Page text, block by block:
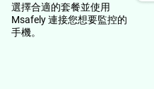
選擇合適的套餐並使用
Msafely 連接您想要監控的
手機。